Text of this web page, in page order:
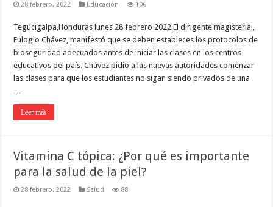
28 febrero, 2022 Educación 106
Tegucigalpa,Honduras lunes 28 febrero 2022 El dirigente magisterial,
Eulogio Chávez, manifestó que se deben estableces los protocolos de
bioseguridad adecuados antes de iniciar las clases en los centros
educativos del país. Chávez pidió a las nuevas autoridades comenzar
las clases para que los estudiantes no sigan siendo privados de una
…
Leer más
Vitamina C tópica: ¿Por qué es importante
para la salud de la piel?
28 febrero, 2022 Salud 88